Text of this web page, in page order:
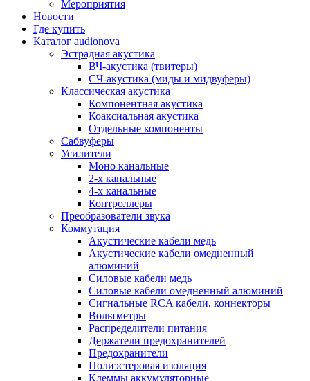
Мероприятия
Новости
Где купить
Каталог audionova
Эстрадная акустика
ВЧ-акустика (твитеры)
СЧ-акустика (миды и мидвуферы)
Классическая акустика
Компонентная акустика
Коаксиальная акустика
Отдельные компоненты
Сабвуферы
Усилители
Моно канальные
2-х канальные
4-х канальные
Контроллеры
Преобразователи звука
Коммутация
Акустические кабели медь
Акустические кабели омедненный
алюминий
Силовые кабели медь
Силовые кабели омедненный алюминий
Сигнальные RCA кабели, коннекторы
Вольтметры
Распределители питания
Держатели предохранителей
Предохранители
Полиэстеровая изоляция
Клеммы аккумуляторные